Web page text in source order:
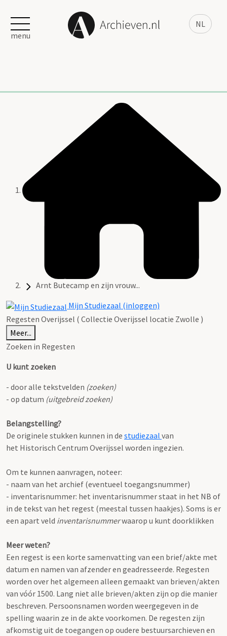
NL
menu
Arnt Butecamp en zijn vrouw...
Mijn Studiezaal (inloggen)
Regesten Overijssel ( Collectie Overijssel locatie Zwolle )
Meer...
Zoeken in Regesten
U kunt zoeken
- door alle tekstvelden (zoeken)
- op datum (uitgebreid zoeken)
Belangstelling?
De originele stukken kunnen in de studiezaal van
het Historisch Centrum Overijssel worden ingezien.
Om te kunnen aanvragen, noteer:
- naam van het archief (eventueel toegangsnummer)
- inventarisnummer: het inventarisnummer staat in het NB of
in de tekst van het regest (meestal tussen haakjes). Soms is er
een apart veld inventarisnummerwaarop u kunt doorklikken
Meer weten?
Een regest is een korte samenvatting van een brief/akte met
datum en namen van afzender en geadresseerde. Regesten
worden over het algemeen alleen gemaakt van brieven/akten
van vóór 1500. Lang niet alle brieven/akten zijn op die manier
beschreven. Persoonsnamen worden weergegeven in de
spelling waarin ze in de akte voorkomen. De regesten zijn
afkomstig uit de toegangen op oudere bestuursarchieven en